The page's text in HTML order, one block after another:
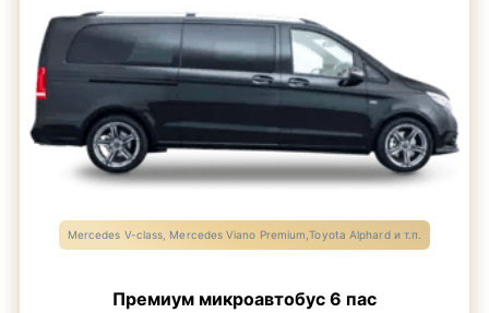
Mercedes V-class, Mercedes Viano Premium,Toyota Alphard и т.п.
Премиум микроавтобус 6 пас